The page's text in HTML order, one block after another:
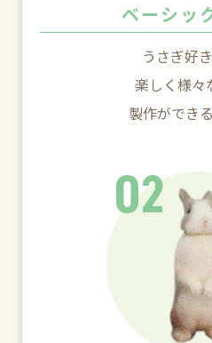
ベーシッ
うさぎ好
楽しく様々
製作ができ